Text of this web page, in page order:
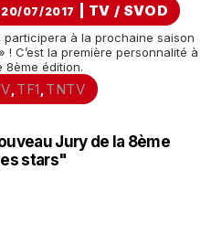
20/07/2017 TV / SVOD
participera à la prochaine saison
! C’est la première personnalité à
édition.
TF1 TNTV
Jury de la 8ème
stars"